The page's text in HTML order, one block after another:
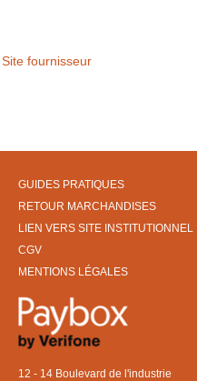
Site fournisseur
GUIDES PRATIQUES
RETOUR MARCHANDISES
LIEN VERS SITE INSTITUTIONNEL
CGV
MENTIONS LÉGALES
12 - 14 Boulevard de l'industrie